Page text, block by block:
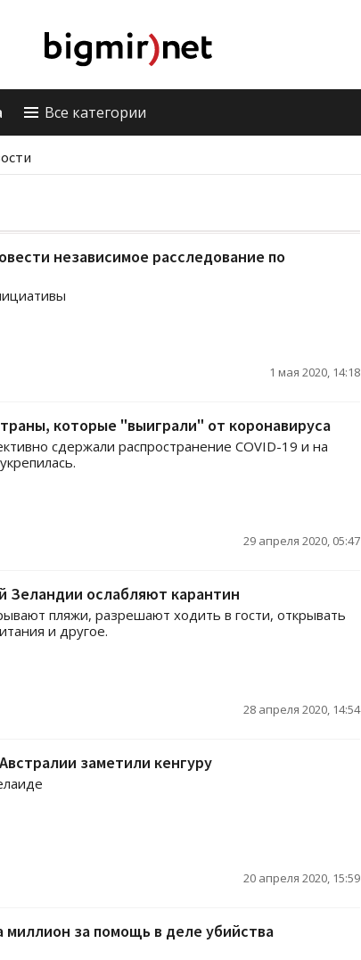
Все категории
независимое расследование по
1 мая 2020, 14:18
которые "выиграли" от коронавируса
сдержали распространение COVID-19 и на
29 апреля 2020, 05:47
Зеландии ослабляют карантин
пляжи, разрешают ходить в гости, открывать
и другое.
28 апреля 2020, 14:54
заметили кенгуру
20 апреля 2020, 15:59
за помощь в деле убийства